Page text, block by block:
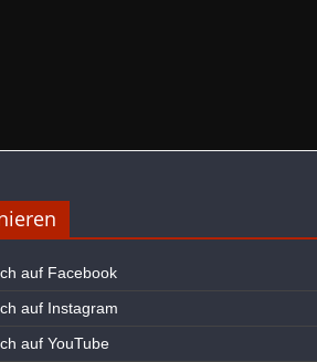
auf Facebook
auf Instagram
auf YouTube